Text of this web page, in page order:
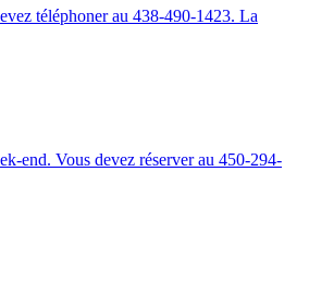
téléphoner au 438-490-1423. La
end. Vous devez réserver au 450-294-